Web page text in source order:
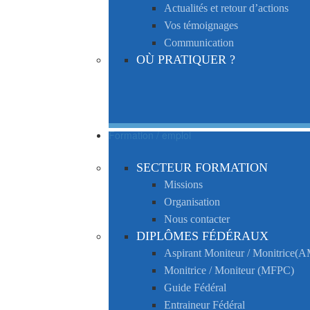
Actualités et retour d’actions
Vos témoignages
Communication
OÙ PRATIQUER ?
Formation / emploi
SECTEUR FORMATION
Missions
Organisation
Nous contacter
DIPLÔMES FÉDÉRAUX
Aspirant Moniteur /
Monitrice / Moniteur (MFPC)
Guide Fédéral
Entraineur Fédéral